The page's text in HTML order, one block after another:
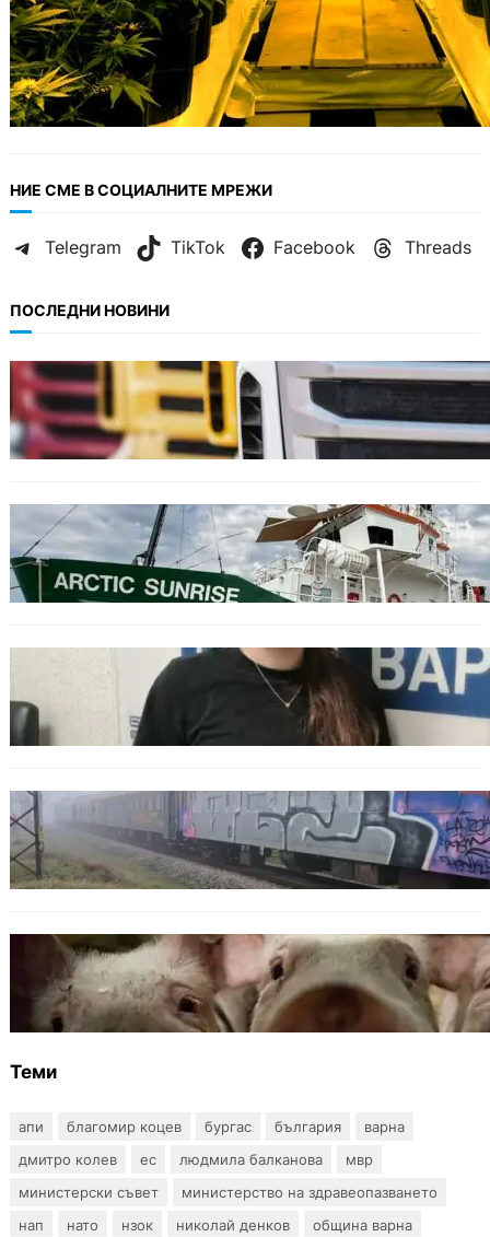
НИЕ СМЕ В СОЦИАЛНИТЕ МРЕЖИ
Telegram TikTok Facebook Threads
ПОСЛЕДНИ НОВИНИ
БЪЛГАРИЯ
Нови ограничения за камионите над 12
тона по ключови пътища през август
БЪЛГАРИЯ
Корабът на „Грийнпийс“ пристигна във
Варна с кампания за опазване на Черно
море
ОБЩЕСТВО
Варненска ученичка създаде интерактивна
карта за сигнали за проблеми с боклука
ОБЩЕСТВО
Бързият влак София – Варна блъсна и уби
жена край гара Бутово
БЪЛГАРИЯ
БАБХ регистрира огнище на африканска
чума по свинете в стопанство край Варна
Теми
апи благомир коцев бургас българия
варна
дмитро колев
ес людмила балканова
мвр
министерски съвет
министерство на здравеопазването
нап
нато нзок николай денков
община варна